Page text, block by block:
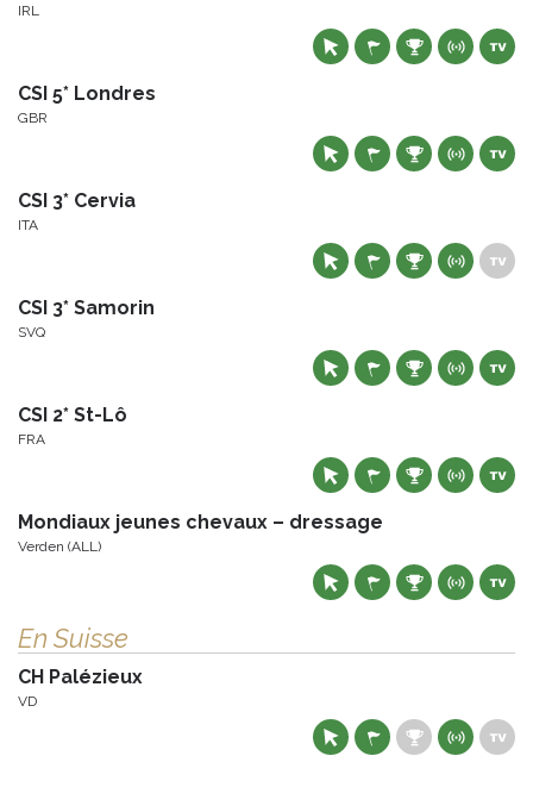
IRL
CSI 5* Londres
GBR
CSI 3* Cervia
ITA
CSI 3* Samorin
SVQ
CSI 2* St-Lô
FRA
Mondiaux jeunes chevaux – dressage
Verden (ALL)
En Suisse
CH Palézieux
VD